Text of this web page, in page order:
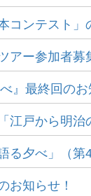
コンテスト」
アー参加者募
』最終回の
江戸から明
る夕べ」（第
お知らせ！